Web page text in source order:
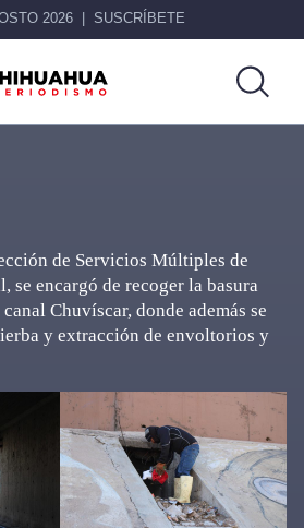
2026 SUSCRÍBETE
de Servicios Múltiples de
se encargó de recoger la basura
Chuvíscar, donde además se
y extracción de envoltorios y